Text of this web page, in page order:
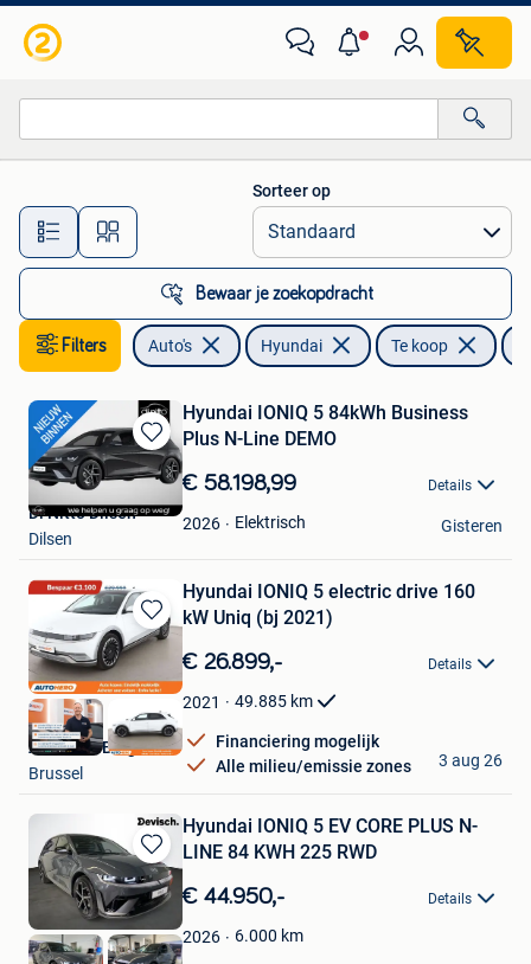
Alle afstanden…
Sorteer op
Bewaar je zoekopdracht
Filters Auto's Hyundai Te koop
Bewaren
in
Favorieten
Hyundai IONIQ 5 84kWh Business
Plus N-Line DEMO
€ 58.198,99 Details
2026 Elektrisch
Di Nitto Dilsen
Dilsen
Gisteren
Bewaren
in
Favorieten
Hyundai IONIQ 5 electric drive 160
kW Uniq (bj 2021)
€ 26.899,- Details
2021 49.885 km
Financiering mogelijk
Alle milieu/emissie zones
Autohero België
Brussel
3 aug 26
Bewaren
in
Mijn
Favorieten
Hyundai IONIQ 5 EV CORE PLUS N-
LINE 84 KWH 225 RWD
€ 44.950,- Details
2026 6.000 km